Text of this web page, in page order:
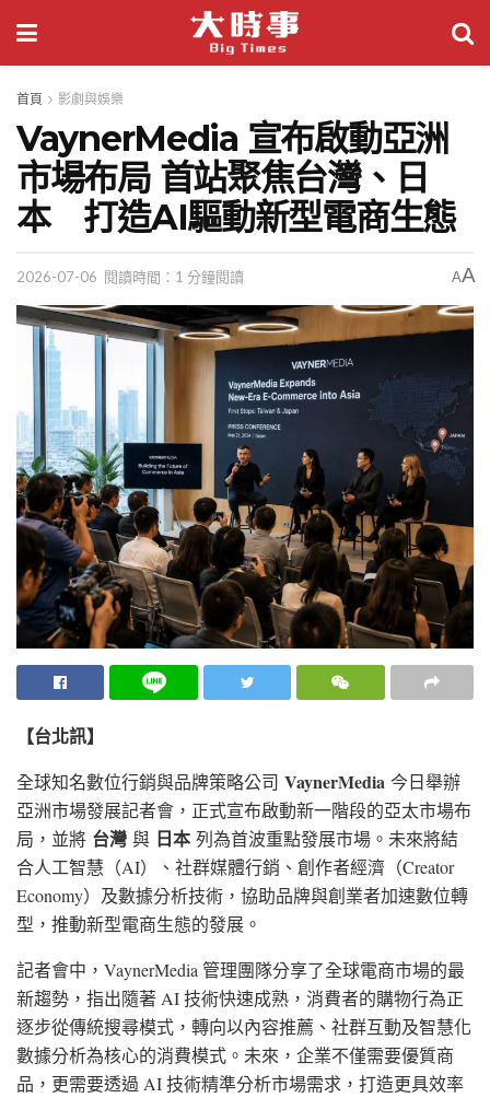
首頁 影劇與娛樂
VaynerMedia 宣布啟動亞洲
市場布局 首站聚焦台灣、日
本 打造AI驅動新型電商生態
2026-07-06 閱讀時間：1 分鐘閱讀 AA
【台北訊】
全球知名數位行銷與品牌策略公司 VaynerMedia 今日舉辦
亞洲市場發展記者會，正式宣布啟動新一階段的亞太市場布
局，並將 台灣 與 日本 列為首波重點發展市場。未來將結
合人工智慧（AI）、社群媒體行銷、創作者經濟（Creator
Economy）及數據分析技術，協助品牌與創業者加速數位轉
型，推動新型電商生態的發展。
記者會中，VaynerMedia 管理團隊分享了全球電商市場的最
新趨勢，指出隨著 AI 技術快速成熟，消費者的購物行為正
逐步從傳統搜尋模式，轉向以內容推薦、社群互動及智慧化
數據分析為核心的消費模式。未來，企業不僅需要優質商
品，更需要透過 AI 技術精準分析市場需求，打造更具效率